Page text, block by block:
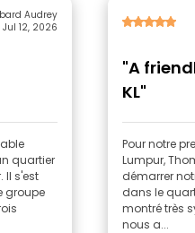
Audrey
12, 2026
quartier
Il s'est
groupe
"A
KL"
Pour notre
Lumpur,
démarrer
dans le
montré très
nous a...